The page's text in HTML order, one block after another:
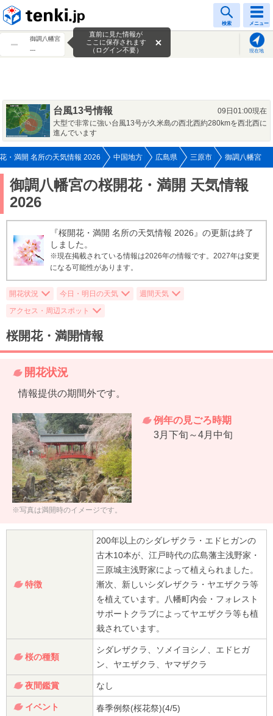
検索 メニュー
御調八幡宮
---
現在地
直前に見た情報が
ここに保存されます
（ログイン不要）
台風13号情報
09日01:00現在
大型で非常に強い台風13号が久米島の西北西約280kmを西北西に
進んでいます
・満開 名所の天気情報 2026 中国地方 広島県 三原市 御調八幡宮
御調八幡宮の桜開花・満開 天気情報
2026
『桜開花・満開 名所の天気情報 2026』の更新は終了
しました。
※現在掲載されている情報は2026年の情報です。2027年は変更
になる可能性があります。
開花状況 今日・明日の天気
週間天気
アクセス・周辺スポット
桜開花・満開情報
開花状況
情報提供の期間外です。
例年の見ごろ時期
3月下旬～4月中旬
※写真は満開時のイメージです。
特徴
200年以上のシダレザクラ・エドヒガンの
古木10本が、江戸時代の広島藩主浅野家・
三原城主浅野家によって植えられました。
漸次、新しいシダレザクラ・ヤエザクラ等
を植えています。八幡町内会・フォレスト
サポートクラブによってヤエザクラ等も植
栽されています。
桜の種類
シダレザクラ、ソメイヨシノ、エドヒガ
ン、ヤエザクラ、ヤマザクラ
夜間鑑賞 なし
イベント 春季例祭(桜花祭)(4/5)